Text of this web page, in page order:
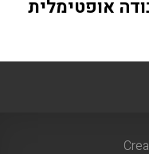
אופטימלית